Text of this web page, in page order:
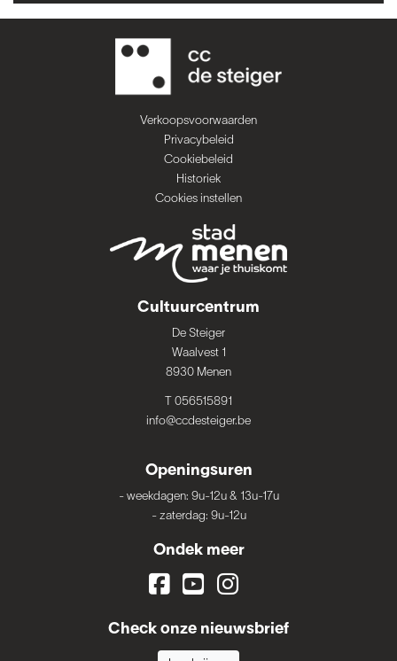
Verkoopsvoorwaarden
Privacybeleid
Cookiebeleid
Historiek
Cookies instellen
Cultuurcentrum
De Steiger
Waalvest 1
8930 Menen
T 056515891
info@ccdesteiger.be
Openingsuren
- weekdagen: 9u-12u & 13u-17u
- zaterdag: 9u-12u
Ondek meer
Check onze nieuwsbrief